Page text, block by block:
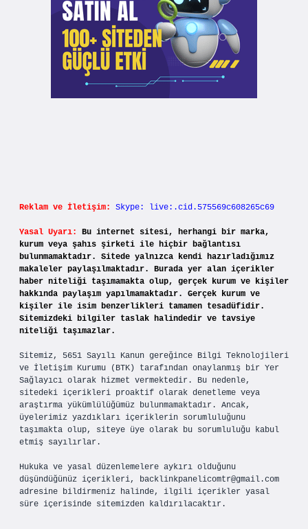
Reklam ve İletişim: Skype: live:.cid.575569c608265c69
Yasal Uyarı:
Bu internet sitesi, herhangi bir marka,
kurum veya şahıs şirketi ile hiçbir bağlantısı
bulunmamaktadır. Sitede yalnızca kendi hazırladığımız
makaleler paylaşılmaktadır. Burada yer alan içerikler
haber niteliği taşımamakta olup, gerçek kurum ve kişiler
hakkında paylaşım yapılmamaktadır. Gerçek kurum ve
kişiler ile isim benzerlikleri tamamen tesadüfidir.
Sitemizdeki bilgiler taslak halindedir ve tavsiye
niteliği taşımazlar.
Sitemiz, 5651 Sayılı Kanun gereğince Bilgi Teknolojileri
ve İletişim Kurumu (BTK) tarafından onaylanmış bir Yer
Sağlayıcı olarak hizmet vermektedir. Bu nedenle,
sitedeki içerikleri proaktif olarak denetleme veya
araştırma yükümlülüğümüz bulunmamaktadır. Ancak,
üyelerimiz yazdıkları içeriklerin sorumluluğunu
taşımakta olup, siteye üye olarak bu sorumluluğu kabul
etmiş sayılırlar.
Hukuka ve yasal düzenlemelere aykırı olduğunu
düşündüğünüz içerikleri, backlinkpanelicomtr@gmail.com
adresine bildirmeniz halinde, ilgili içerikler yasal
süre içerisinde sitemizden kaldırılacaktır.